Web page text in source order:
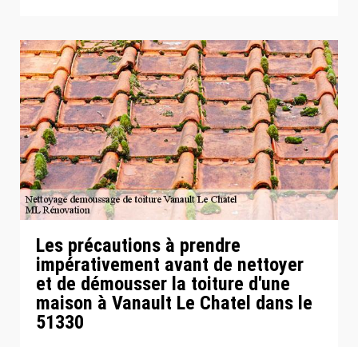
Les précautions à prendre
impérativement avant de nettoyer
et de démousser la toiture d'une
maison à Vanault Le Chatel dans le
51330